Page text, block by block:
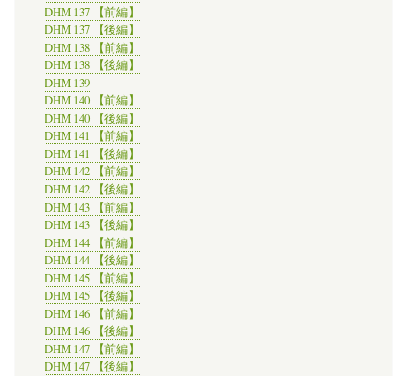
DHM 137 【前編】
DHM 137 【後編】
DHM 138 【前編】
DHM 138 【後編】
DHM 139
DHM 140 【前編】
DHM 140 【後編】
DHM 141 【前編】
DHM 141 【後編】
DHM 142 【前編】
DHM 142 【後編】
DHM 143 【前編】
DHM 143 【後編】
DHM 144 【前編】
DHM 144 【後編】
DHM 145 【前編】
DHM 145 【後編】
DHM 146 【前編】
DHM 146 【後編】
DHM 147 【前編】
DHM 147 【後編】